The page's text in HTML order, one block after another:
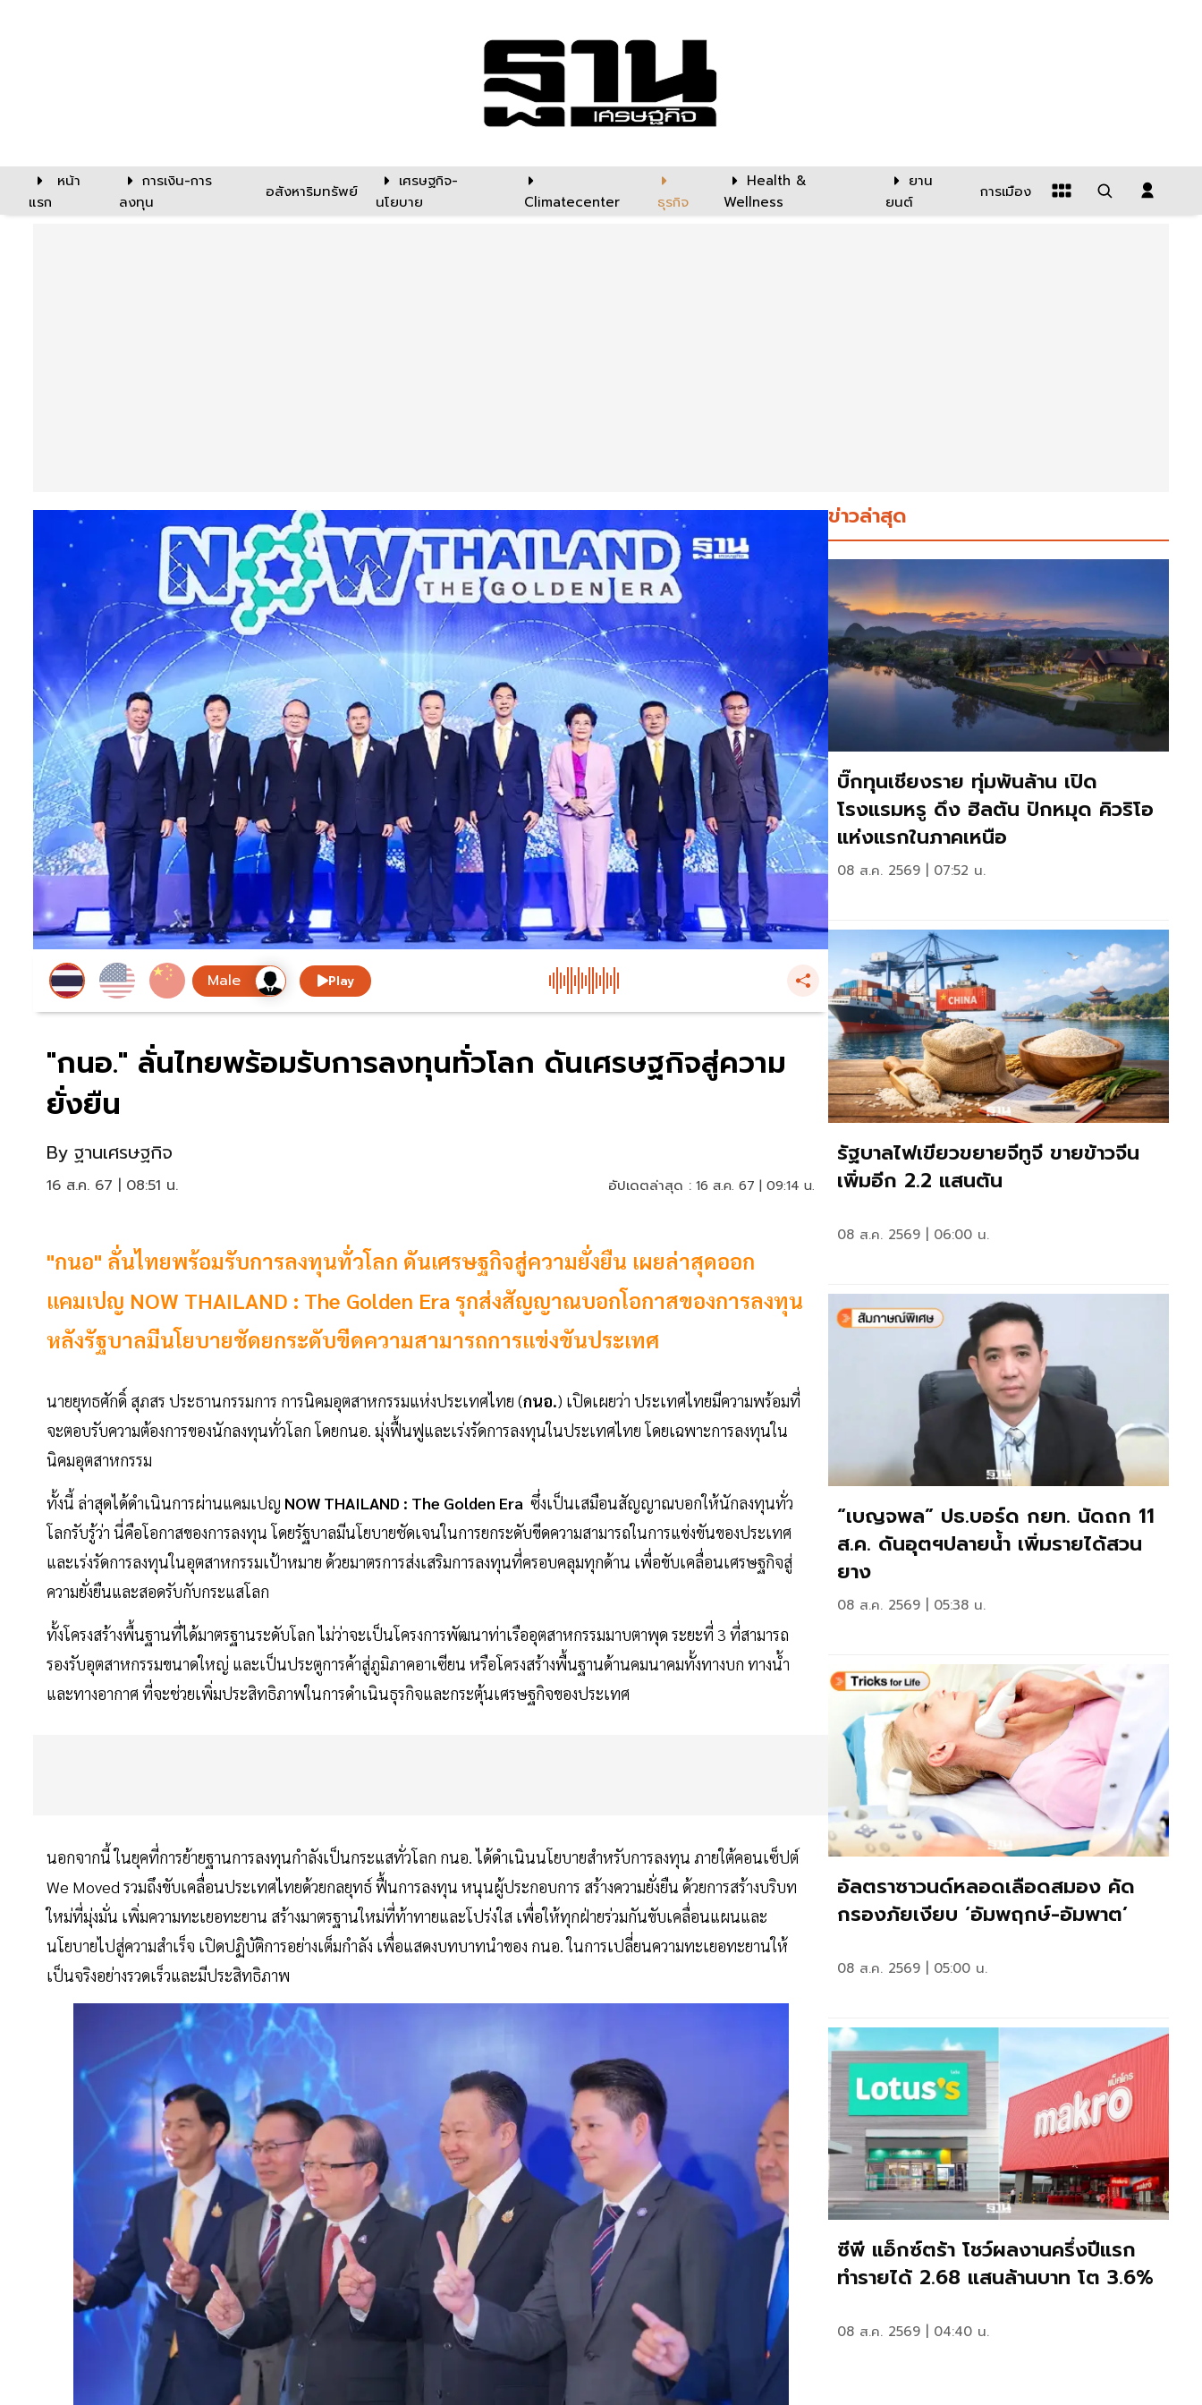
หน้า
แรก
การเงิน-การ
ลงทุน
อสังหาริมทรัพย์
เศรษฐกิจ-
นโยบาย
Climatecenter ธุรกิจ
Health &
Wellness
ยาน
ยนต์
การเมือง
Play
"กนอ." ลั่นไทยพร้อมรับการลงทุนทั่วโลก ดันเศรษฐกิจสู่ความ
ยั่งยืน
By ฐานเศรษฐกิจ
16 ส.ค. 67 | 08:51 น. อัปเดตล่าสุด : 16 ส.ค. 67 | 09:14 น.
"กนอ" ลั่นไทยพร้อมรับการลงทุนทั่วโลก ดันเศรษฐกิจสู่ความยั่งยืน เผยล่าสุดออก
แคมเปญ NOW THAILAND : The Golden Era รุกส่งสัญญาณบอกโอกาสของการลงทุน
หลังรัฐบาลมีนโยบายชัดยกระดับขีดความสามารถการแข่งขันประเทศ
นายยุทธศักดิ์ สุภสร ประธานกรรมการ การนิคมอุตสาหกรรมแห่งประเทศไทย (กนอ.) เปิดเผยว่า ประเทศไทยมีความพร้อมที่
จะตอบรับความต้องการของนักลงทุนทั่วโลก โดยกนอ. มุ่งฟื้นฟูและเร่งรัดการลงทุนในประเทศไทย โดยเฉพาะการลงทุนใน
นิคมอุตสาหกรรม
ทั้งนี้ ล่าสุดได้ดำเนินการผ่านแคมเปญ NOW THAILAND : The Golden Era ซึ่งเป็นเสมือนสัญญาณบอกให้นักลงทุนทั่ว
โลกรับรู้ว่า นี่คือโอกาสของการลงทุน โดยรัฐบาลมีนโยบายชัดเจนในการยกระดับขีดความสามารถในการแข่งขันของประเทศ
และเร่งรัดการลงทุนในอุตสาหกรรมเป้าหมาย ด้วยมาตรการส่งเสริมการลงทุนที่ครอบคลุมทุกด้าน เพื่อขับเคลื่อนเศรษฐกิจสู่
ความยั่งยืนและสอดรับกับกระแสโลก
ทั้งโครงสร้างพื้นฐานที่ได้มาตรฐานระดับโลก ไม่ว่าจะเป็นโครงการพัฒนาท่าเรืออุตสาหกรรมมาบตาพุด ระยะที่ 3 ที่สามารถ
รองรับอุตสาหกรรมขนาดใหญ่ และเป็นประตูการค้าสู่ภูมิภาคอาเซียน หรือโครงสร้างพื้นฐานด้านคมนาคมทั้งทางบก ทางน้ำ
และทางอากาศ ที่จะช่วยเพิ่มประสิทธิภาพในการดำเนินธุรกิจและกระตุ้นเศรษฐกิจของประเทศ
นอกจากนี้ ในยุคที่การย้ายฐานการลงทุนกำลังเป็นกระแสทั่วโลก กนอ. ได้ดำเนินนโยบายสำหรับการลงทุน ภายใต้คอนเซ็ปต์
We Moved รวมถึงขับเคลื่อนประเทศไทยด้วยกลยุทธ์ ฟื้นการลงทุน หนุนผู้ประกอบการ สร้างความยั่งยืน ด้วยการสร้างบริบท
ใหม่ที่มุ่งมั่น เพิ่มความทะเยอทะยาน สร้างมาตรฐานใหม่ที่ท้าทายและโปร่งใส เพื่อให้ทุกฝ่ายร่วมกันขับเคลื่อนแผนและ
นโยบายไปสู่ความสำเร็จ เปิดปฏิบัติการอย่างเต็มกำลัง เพื่อแสดงบทบาทนำของ กนอ. ในการเปลี่ยนความทะเยอทะยานให้
เป็นจริงอย่างรวดเร็วและมีประสิทธิภาพ
ข่าวล่าสุด
บิ๊กทุนเชียงราย ทุ่มพันล้าน เปิด
โรงแรมหรู ดึง ฮิลตัน ปักหมุด คิวริโอ
แห่งแรกในภาคเหนือ
08 ส.ค. 2569 | 07:52 น.
รัฐบาลไฟเขียวขยายจีทูจี ขายข้าวจีน
เพิ่มอีก 2.2 แสนตัน
08 ส.ค. 2569 | 06:00 น.
“เบญจพล” ปธ.บอร์ด กยท. นัดถก 11
ส.ค. ดันอุตฯปลายน้ำ เพิ่มรายได้สวน
ยาง
08 ส.ค. 2569 | 05:38 น.
อัลตราซาวนด์หลอดเลือดสมอง คัด
กรองภัยเงียบ ‘อัมพฤกษ์-อัมพาต’
08 ส.ค. 2569 | 05:00 น.
ซีพี แอ็กซ์ตร้า โชว์ผลงานครึ่งปีแรก
ทำรายได้ 2.68 แสนล้านบาท โต 3.6%
08 ส.ค. 2569 | 04:40 น.